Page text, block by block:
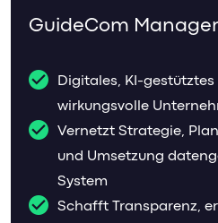
GuideCom
Digitales, KI-
wirkungsvolle
Vernetzt Strategie,
und Umsetzung
System
Schafft Transparenz,